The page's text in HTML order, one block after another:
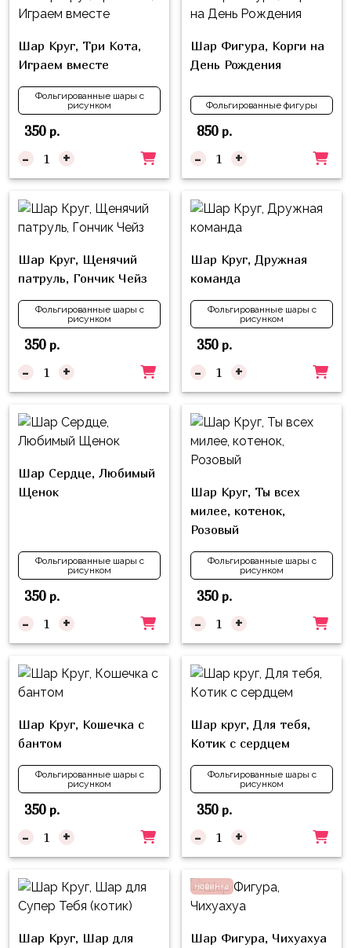
Шар Круг, Три Кота,
Играем вместе
Фольгированные шары с
рисунком
350р.
- +
Шар Фигура, Корги на
День Рождения
Фольгированные фигуры
850р.
- +
Шар Круг, Щенячий
патруль, Гончик Чейз
Фольгированные шары с
рисунком
350р.
- +
Шар Круг, Дружная
команда
Фольгированные шары с
рисунком
350р.
- +
Шар Сердце, Любимый
Щенок
Фольгированные шары с
рисунком
350р.
- +
Шар Круг, Ты всех
милее, котенок,
Розовый
Фольгированные шары с
рисунком
350р.
- +
Шар Круг, Кошечка с
бантом
Фольгированные шары с
рисунком
350р.
- +
Шар круг, Для тебя,
Котик с сердцем
Фольгированные шары с
рисунком
350р.
- +
Шар Круг, Шар для
новинка
Шар Фигура, Чихуахуа
с
Большие
шары
Ходячие
фигуры
Коробка-
Бизнес
Индивидуальная
на
шар
Буквы
Товары
Свечи
Бумажный
декор
Гудки
Лунтик
Чебурашка
Черепашки-
ниндзя
Фиксики
Динозавры
Принцессы
Микки
и
Минни
Спорт
Для
Мамы,
Бабушки
Папы,
Дедушки
Тропики
Гарри
Единороги
Куклы
ЛОЛ
Него
Для
Неё
Мишка
Тедди
Транспорт
/
Техника
Животные
Морская
Тема
Звёздные